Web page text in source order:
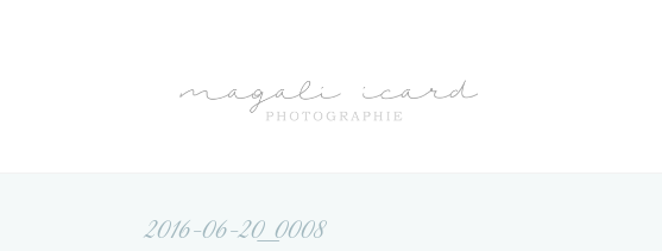
2016-06-20_0008